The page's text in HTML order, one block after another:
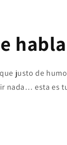
justo de
nada… esta es